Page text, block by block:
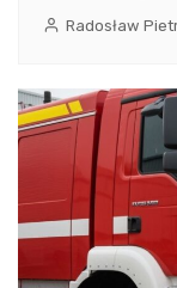
Radosław